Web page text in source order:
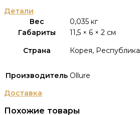
Детали
Вес
0,035 кг
Габариты
11,5 × 6 × 2 см
Страна
Корея, Республика
Производитель Ollure
Доставка
Похожие товары